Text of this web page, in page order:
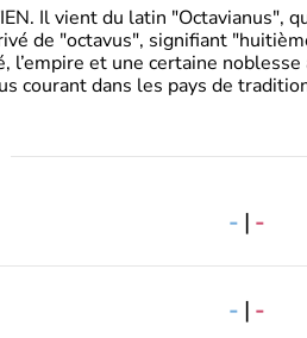
Il vient du latin "Octavianus",
de "octavus", signifiant
l’empire et une certaine
courant dans les pays de
- | -
- | -